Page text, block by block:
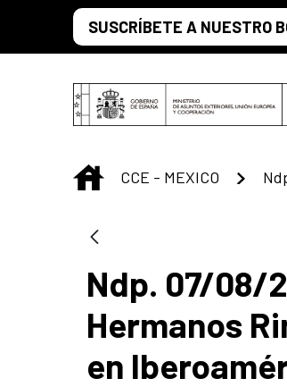
Saut au contenu principal
SUSCRÍBETE A NUESTRO
INICIO
CCE - MEXICO
Ndp. 07/08/
Hermanos
en